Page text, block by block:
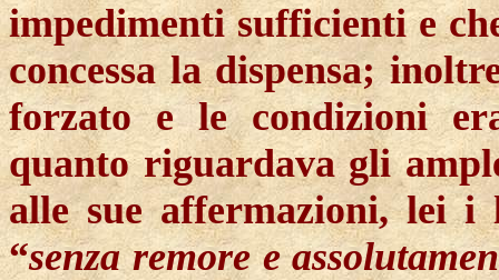
impedimenti sufficienti e
concessa la dispensa;
forzato e le condizioni
quanto riguardava gli
alle sue affermazioni, lei
“senza remore e